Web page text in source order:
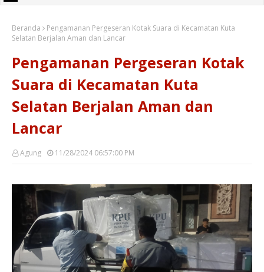
Beranda
Pengamanan Pergeseran Kotak Suara di Kecamatan Kuta
Selatan Berjalan Aman dan Lancar
Pengamanan Pergeseran Kotak
Suara di Kecamatan Kuta
Selatan Berjalan Aman dan
Lancar
Agung 11/28/2024 06:57:00 PM